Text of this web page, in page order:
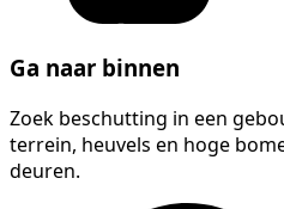
Ga naar binnen
Zoek beschutting in een
terrein, heuvels en hoge
deuren.